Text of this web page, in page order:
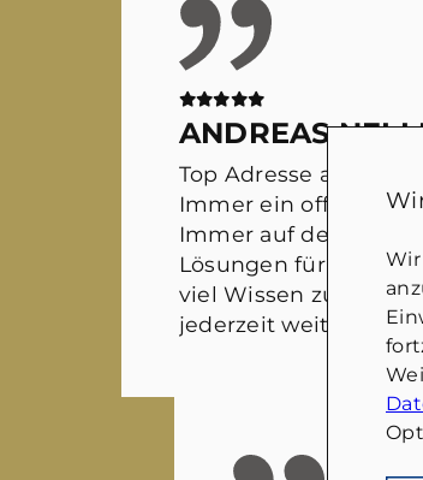
ANDREAS
Top Adresse auf dem
Immer ein offenes
Immer auf der Suche
Lösungen für alle
viel Wissen
jederzeit weiter